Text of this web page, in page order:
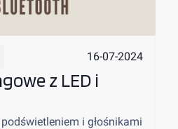
16-07-2024
z LED i
i głośnikami